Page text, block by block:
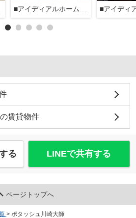
■アイディアルホーム大森本店■
賃貸物件
る LINEで共有する
ページトップへ
> ポタッシュ川崎大師